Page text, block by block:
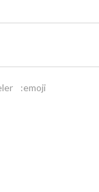
:emoji